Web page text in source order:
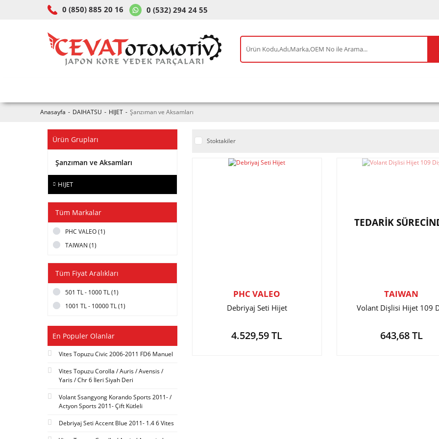
0 (850) 885 20 16 0 (532) 294 24 55
Anasayfa DAIHATSU HIJET Şanzıman ve Aksamları
Ürün Grupları
Şanzıman ve Aksamları
HIJET
Tüm Markalar
PHC VALEO (1)
TAIWAN (1)
Tüm Fiyat Aralıkları
501 TL - 1000 TL (1)
1001 TL - 10000 TL (1)
En Populer Olanlar
Vites Topuzu Civic 2006-2011 FD6 Manuel
Vites Topuzu Corolla / Auris / Avensis /
Yaris / Chr 6 İleri Siyah Deri
Volant Ssangyong Korando Sports 2011- /
Actyon Sports 2011- Çift Kütleli
Debriyaj Seti Accent Blue 2011- 1.4 6 Vites
Stoktakiler
PHC VALEO
Debriyaj Seti Hijet
4.529,59 TL
TEDARİK
TAIWAN
Volant Dişlisi Hijet 109
643,68 TL